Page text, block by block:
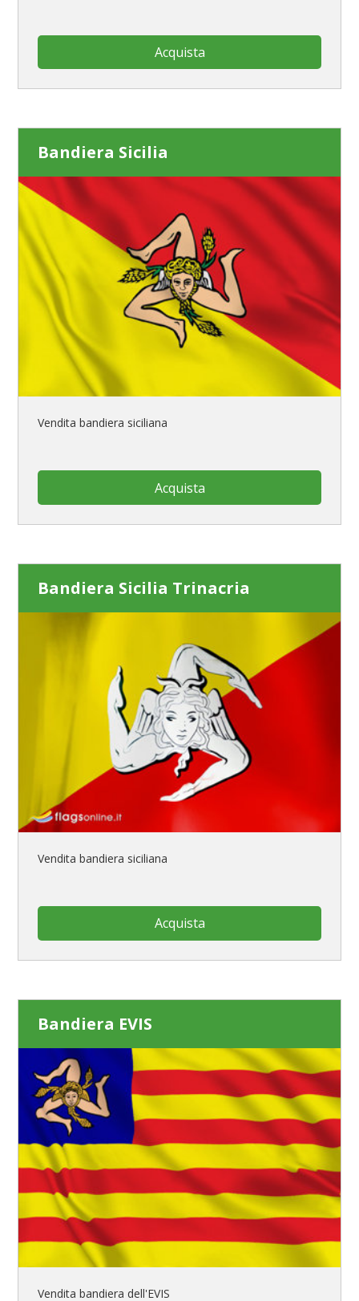
Acquista
Bandiera Sicilia
Vendita bandiera siciliana
Acquista
Bandiera Sicilia Trinacria
Vendita bandiera siciliana
Acquista
Bandiera EVIS
Vendita bandiera dell'EVIS